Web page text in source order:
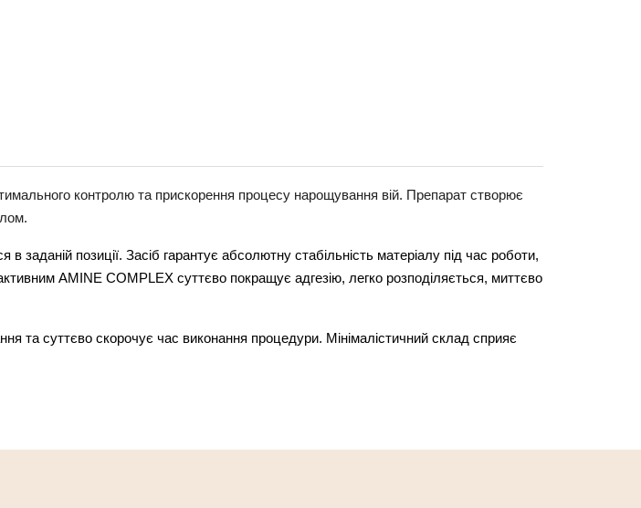
контролю та прискорення процесу нарощування вій. Препарат створює
позиції. Засіб гарантує абсолютну стабільність матеріалу під час роботи,
AMINE COMPLEX суттєво покращує адгезію, легко розподіляється, миттєво
та суттєво скорочує час виконання процедури. Мінімалістичний склад сприяє